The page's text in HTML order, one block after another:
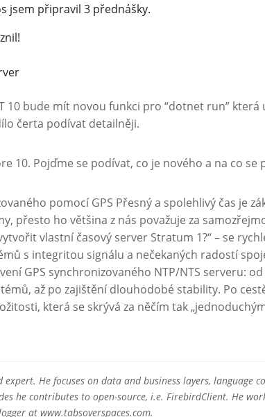
jsem připravil 3 přednášky.
10 bude mít novou funkci pro “dotnet run”
čerta podívat detailněji.
10. Pojďme se podívat, co je nového a na co se
pomocí GPS Přesný a spolehlivý čas je
přesto ho většina z nás považuje za
vlastní časový server Stratum 1?“ – se
s integritou signálu a nečekaných radostí
GPS synchronizovaného NTP/NTS serveru:
až po zajištění dlouhodobé stability. Po
která se skrývá za něčím tak
expert. He focuses on data and business layers, language
he contributes to open-source, i.e. FirebirdClient. He
at www.tabsoverspaces.com.